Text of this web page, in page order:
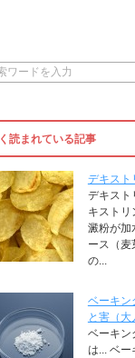
読まれている記事
デキスト
デキスト
キストリ
澱粉が加
ース（麦
の...
ベーキン
と害（大
ベーキン
は... ベー